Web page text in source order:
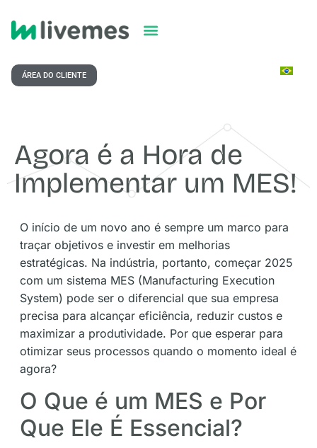
ÁREA DO CLIENTE
Agora é a Hora de
Implementar um MES!
O início de um novo ano é sempre um marco para
traçar objetivos e investir em melhorias
estratégicas. Na indústria, portanto, começar 2025
com um sistema MES (Manufacturing Execution
System) pode ser o diferencial que sua empresa
precisa para alcançar eficiência, reduzir custos e
maximizar a produtividade. Por que esperar para
otimizar seus processos quando o momento ideal é
agora?
O Que é um MES e Por
Que Ele É Essencial?